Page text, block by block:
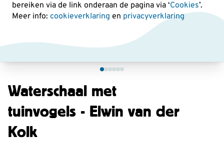
bereiken via de link onderaan de pagina via ‘Cookies’.
Meer info: cookieverklaring en privacyverklaring
Waterschaal met
tuinvogels - Elwin van der
Kolk